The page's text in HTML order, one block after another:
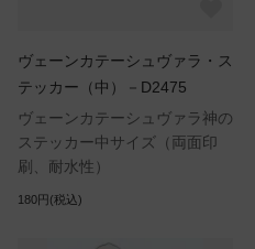
ヴェーンカテーシュヴァラ・ス
テッカー（中）－D2475
ヴェーンカテーシュヴァラ神の
ステッカー中サイズ（両面印
刷、耐水性）
180円(税込)